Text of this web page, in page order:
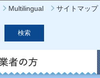
Multilingual サイトマップ